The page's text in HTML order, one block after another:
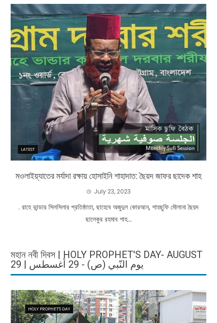
LATEST
মওলাইয়্যাতের মর্যাদা রক্ষায় হোসাইনি শাহাদাত: ছৈয়দ জাফর ছাদেক শাহ
July 23, 2023
. রাহে ভান্ডার সিলসিলার প্রতিষ্ঠাতা, ছাহেবে অজুদুল কোরআন, শাহছুফি মৌলানা ছৈয়দ
ছালেকুর রহমাব শাহ...
মহান নবী দিবস | HOLY PROPHET'S DAY- AUGUST
29 | يوم النّبي (ص) - 29 أغسطس
HOLY PROPHET'S DAY